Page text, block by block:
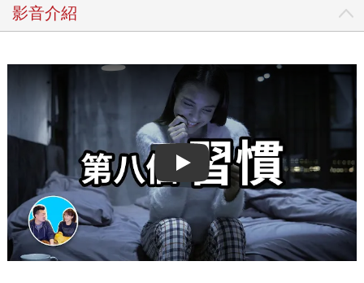
影音介紹
Play video